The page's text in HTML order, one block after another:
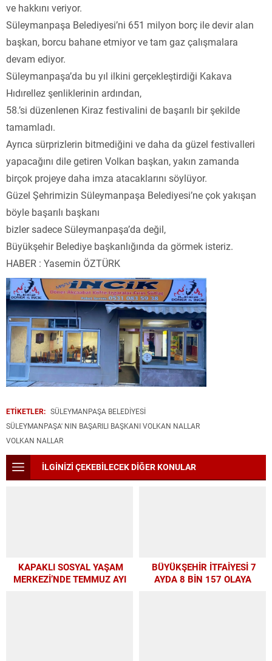
ve hakkını veriyor.
Süleymanpaşa Belediyesi’ni 651 milyon borç ile devir alan
başkan, borcu bahane etmiyor ve tam gaz çalışmalara
devam ediyor.
Süleymanpaşa’da bu yıl ilkini gerçekleştirdiği Kakava
Hıdırellez şenliklerinin ardından,
58.’si düzenlenen Kiraz festivalini de başarılı bir şekilde
tamamladı.
Ayrıca sürprizlerin bitmediğini ve daha da güzel festivalleri
yapacağını dile getiren Volkan başkan, yakın zamanda
birçok projeye daha imza atacaklarını söylüyor.
Güzel Şehrimizin Süleymanpaşa Belediyesi’ne çok yakışan
böyle başarılı başkanı
bizler sadece Süleymanpaşa’da değil,
Büyükşehir Belediye başkanlığında da görmek isteriz.
HABER : Yasemin ÖZTÜRK
ETİKETLER: SÜLEYMANPAŞA BELEDIYESI
SÜLEYMANPAŞA' NIN BAŞARILI BAŞKANI VOLKAN NALLAR
VOLKAN NALLAR
İLGİNİZİ ÇEKEBİLECEK DİĞER KONULAR
KAPAKLI SOSYAL YAŞAM
MERKEZİ’NDE TEMMUZ AYI
BÜYÜKŞEHİR İTFAİYESİ 7
AYDA 8 BİN 157 OLAYA